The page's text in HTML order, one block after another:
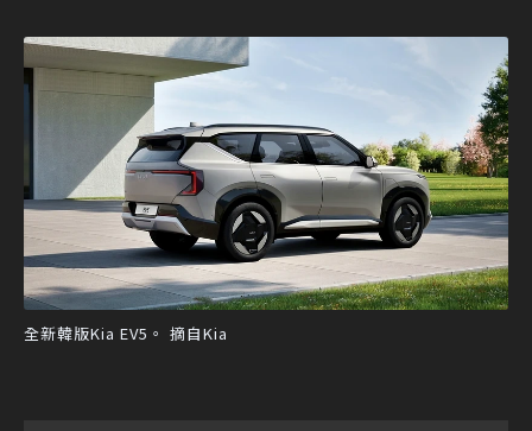
全新韓版Kia EV5。 摘自Kia